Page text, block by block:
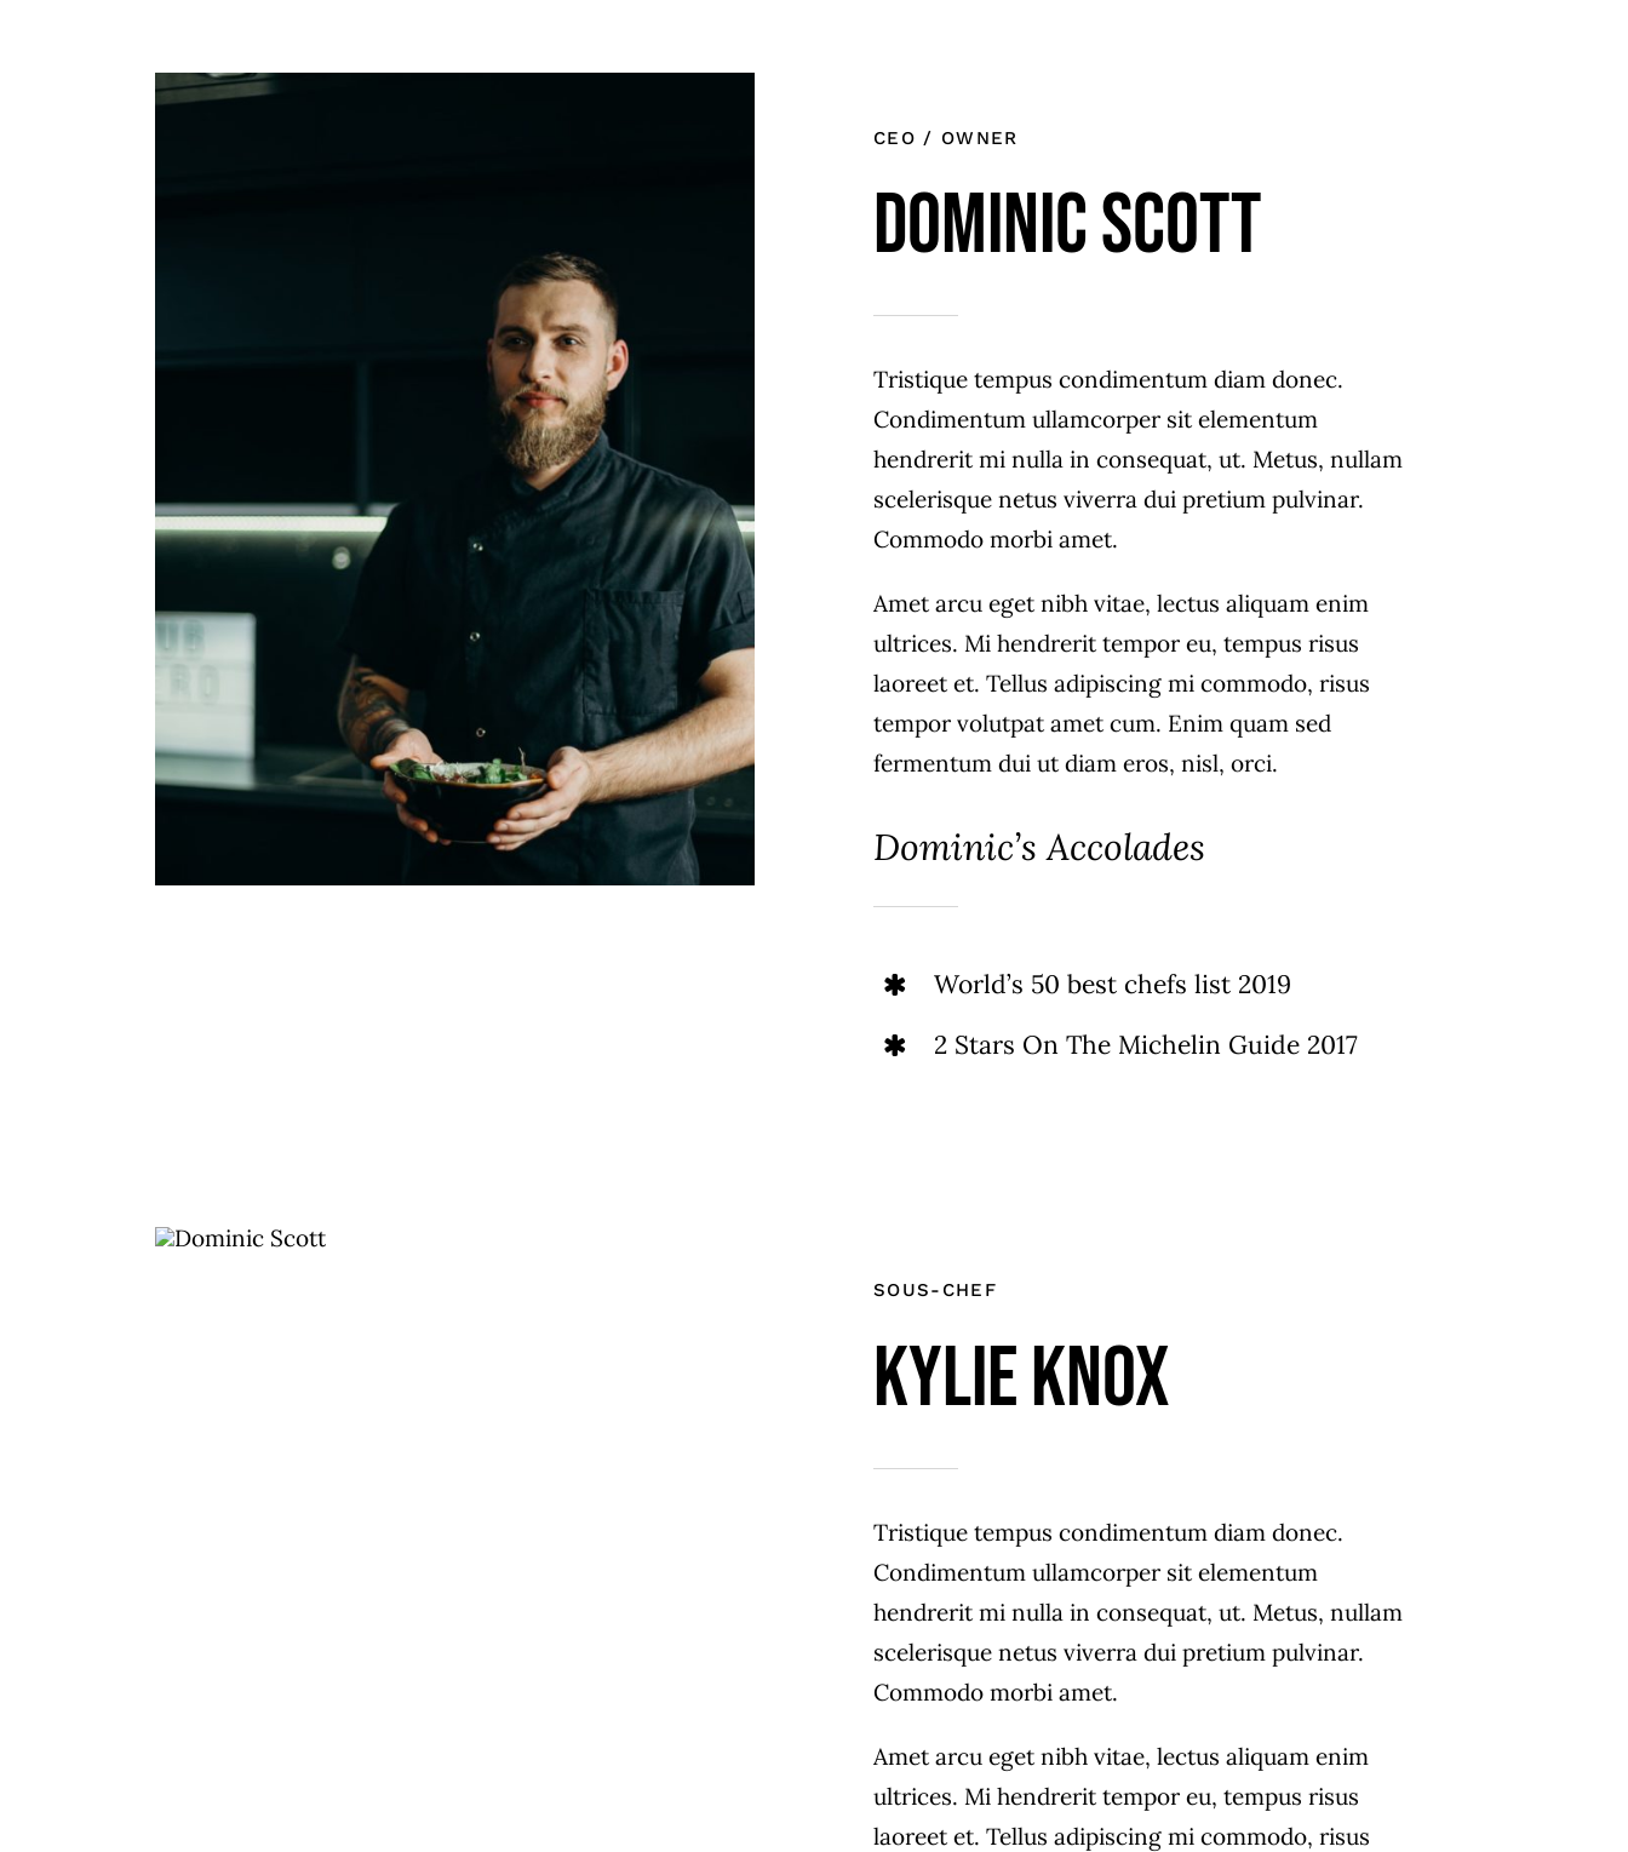
CEO / OWNER
Dominic Scott
Tristique tempus condimentum diam donec.
Condimentum ullamcorper sit elementum
hendrerit mi nulla in consequat, ut. Metus, nullam
scelerisque netus viverra dui pretium pulvinar.
Commodo morbi amet.
Amet arcu eget nibh vitae, lectus aliquam enim
ultrices. Mi hendrerit tempor eu, tempus risus
laoreet et. Tellus adipiscing mi commodo, risus
tempor volutpat amet cum. Enim quam sed
fermentum dui ut diam eros, nisl, orci.
Dominic’s Accolades
World’s 50 best chefs list 2019
2 Stars On The Michelin Guide 2017
SOUS-CHEF
Kylie Knox
Tristique tempus condimentum diam donec.
Condimentum ullamcorper sit elementum
hendrerit mi nulla in consequat, ut. Metus, nullam
scelerisque netus viverra dui pretium pulvinar.
Commodo morbi amet.
Amet arcu eget nibh vitae, lectus aliquam enim
ultrices. Mi hendrerit tempor eu, tempus risus
laoreet et. Tellus adipiscing mi commodo, risus